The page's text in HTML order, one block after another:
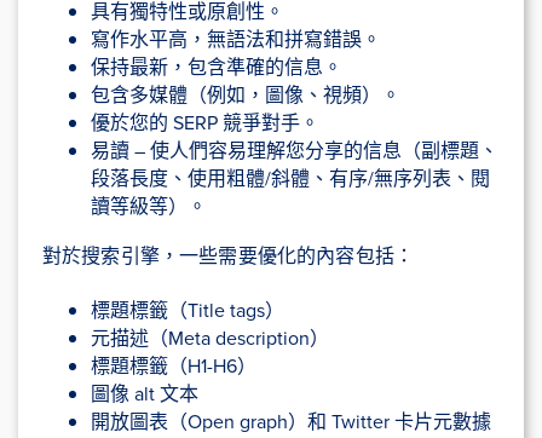
具有獨特性或原創性。
寫作水平高，無語法和拼寫錯誤。
保持最新，包含準確的信息。
包含多媒體（例如，圖像、視頻）。
優於您的 SERP 競爭對手。
易讀 – 使人們容易理解您分享的信息（副標題、
段落長度、使用粗體/斜體、有序/無序列表、閱
讀等級等）。
對於搜索引擎，一些需要優化的內容包括：
標題標籤（Title tags）
元描述（Meta description）
標題標籤（H1-H6）
圖像 alt 文本
開放圖表（Open graph）和 Twitter 卡片元數據